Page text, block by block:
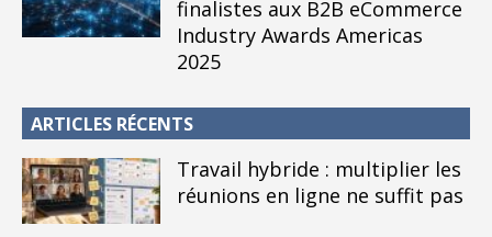
finalistes aux B2B eCommerce
Industry Awards Americas
2025
ARTICLES RÉCENTS
Travail hybride : multiplier les
réunions en ligne ne suffit pas